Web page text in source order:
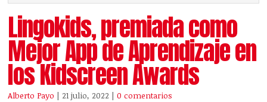
Lingokids, premiada como
Mejor App de Aprendizaje en
los Kidscreen Awards
Alberto Payo | 21 julio, 2022 |0 comentarios